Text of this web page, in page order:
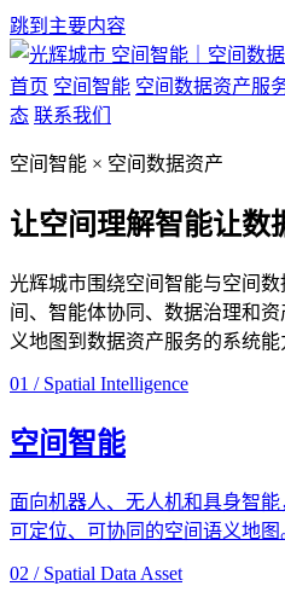
跳到主要内容
空间智能｜空间数
首页 空间智能 空间数据资产服
态 联系我们
空间智能 × 空间数据资产
让空间理解智能让数
光辉城市围绕空间智能与空间
间、智能体协同、数据治理和
义地图到数据资产服务的系统能
01 / Spatial Intelligence
空间智能
面向机器人、无人机和具身智能
可定位、可协同的空间语义地图
02 / Spatial Data Asset